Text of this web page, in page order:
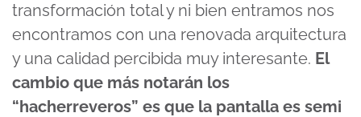
transformación total y ni bien entramos nos
encontramos con una renovada arquitectura
y una calidad percibida muy interesante. El
cambio que más notarán los
“hacherreveros” es que la pantalla es semi